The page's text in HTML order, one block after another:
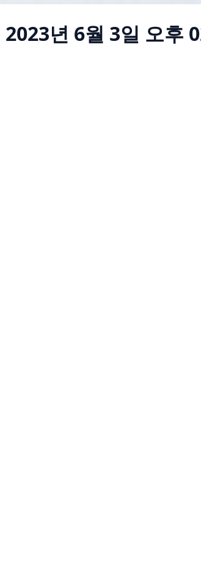
2023년 6월 3일 오후